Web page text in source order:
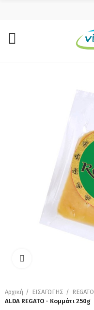
Αρχική ΕΙΣΑΓΩΓΗΣ
REGATO
ALDA REGATO - Κομμάτι 250g